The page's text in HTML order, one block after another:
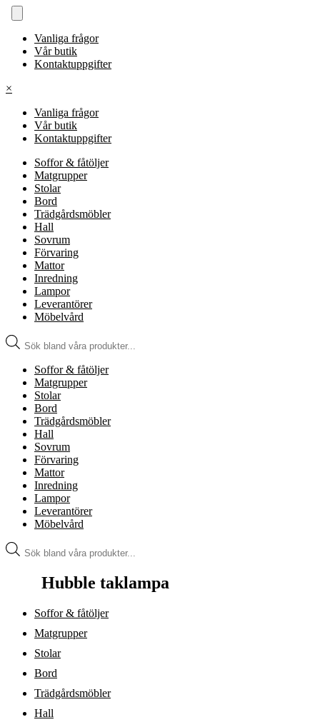
Vanliga frågor
Vår butik
Kontaktuppgifter
×
Vanliga frågor
Vår butik
Kontaktuppgifter
Soffor & fåtöljer
Matgrupper
Stolar
Bord
Trädgårdsmöbler
Hall
Sovrum
Förvaring
Mattor
Inredning
Lampor
Leverantörer
Möbelvård
Produktsökning
Soffor & fåtöljer
Matgrupper
Stolar
Bord
Trädgårdsmöbler
Hall
Sovrum
Förvaring
Mattor
Inredning
Lampor
Leverantörer
Möbelvård
Produktsökning
Hubble taklampa
Soffor & fåtöljer
Matgrupper
Stolar
Bord
Trädgårdsmöbler
Hall